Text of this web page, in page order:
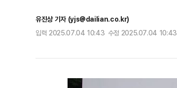
유진상 기자 (yjs@dailian.co.kr)
입력 2025.07.04 10:43 수정 2025.07.04 10:43